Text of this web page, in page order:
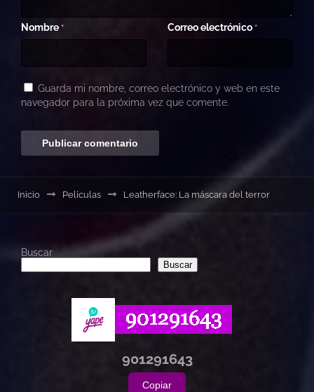
Nombre * Correo electrónico *
Guarda mi nombre, correo electrónico y web en este
navegador para la próxima vez que comente.
Inicio Películas Leatherface: La máscara del terror
Buscar
Buscar
901291643
Copiar